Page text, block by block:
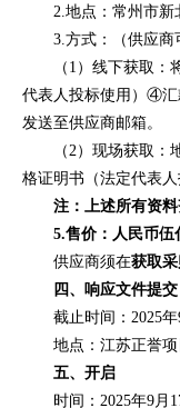
2.地点：常州市新
3.方式：（供应商
（ 1）线下获取：
代表人投标使用）④汇
发送至供应商邮箱。
（2）现场获取：
格证明书（法定代表
注：上述所有资
5.售价： 人民币伍
供应商须在获取
四、响应文件提交
截止时间： 2025年
地点：江苏正誉
五、开启
时间： 2025年9月